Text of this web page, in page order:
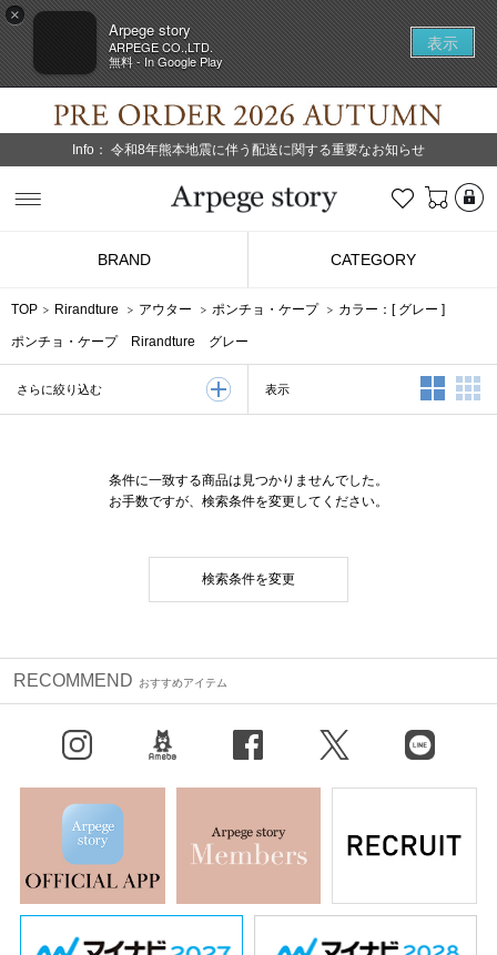
×
Arpege story
ARPEGE CO.,LTD.
無料 - In Google Play
表示
Info： 令和8年熊本地震に伴う配送に関する重要なお知らせ
お気に入り
BRAND CATEGORY
TOP Rirandture アウター ポンチョ・ケープ カラー：[ グレー ]
ポンチョ・ケープ Rirandture グレー
さらに絞り込む 表示 2列表示
条件に一致する商品は見つかりませんでした。
お手数ですが、検索条件を変更してください。
検索条件を変更
RECOMMEND おすすめアイテム
X（旧Twitter） LINE